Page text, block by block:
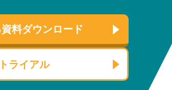
料ダウンロード
ライアル